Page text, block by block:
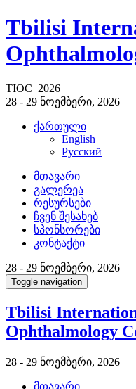
Tbilisi
TIOC 2026
28 - 29 ნოემბერი, 2026
ქართული
English
Русский
მთავარი
გალერეა
რესურსები
ჩვენ შესახებ
სპონსორები
კონტაქტი
28 - 29 ნოემბერი, 2026
Toggle navigation
Tbilisi
Ophthalmology
28 - 29 ნოემბერი, 2026
მთავარი